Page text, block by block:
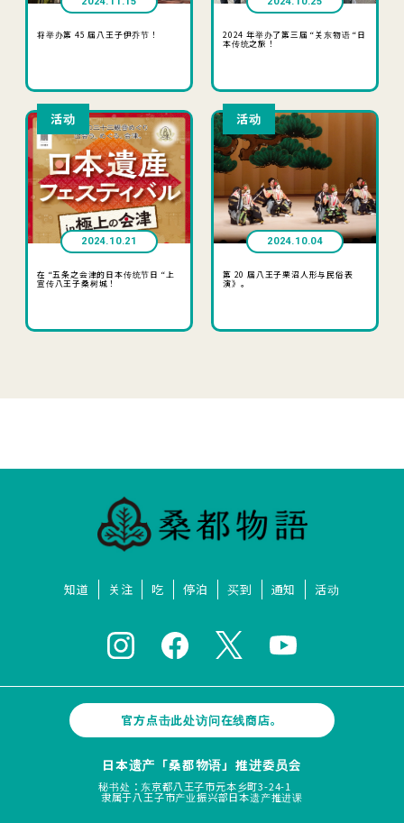
将举办第 45 届八王子伊乔节！ 2024 年举办了第三届 “关东物语 “日
本传统之旅！
活动
2024.10.21
在 “五条之会津的日本传统节日 “上
宣传八王子桑树城！
活动
2024.10.04
第 20 届八王子栗沼人形与民俗表
演》。
知道 关注 吃 停泊 买到 通知 活动
官方点击此处访问在线商店。
日本遗产「桑都物语」推进委员会
秘书处：东京都八王子市元本乡町3-24-1
隶属于八王子市产业振兴部日本遗产推进课